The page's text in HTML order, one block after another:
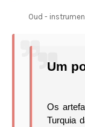
Oud -
Um
Os
Turquia